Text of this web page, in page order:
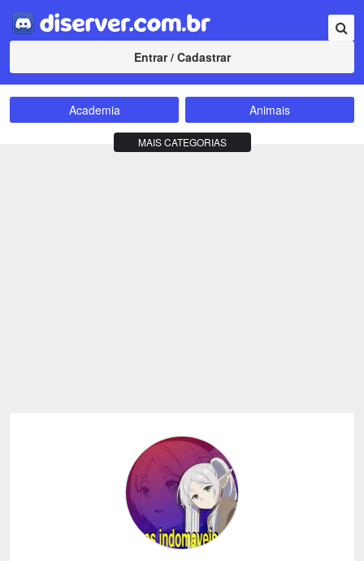
Entrar / Cadastrar
Academia
Animais
Frases e Mensagens
Ganhar Dinheiro
Games e Jogos
MAIS CATEGORIAS